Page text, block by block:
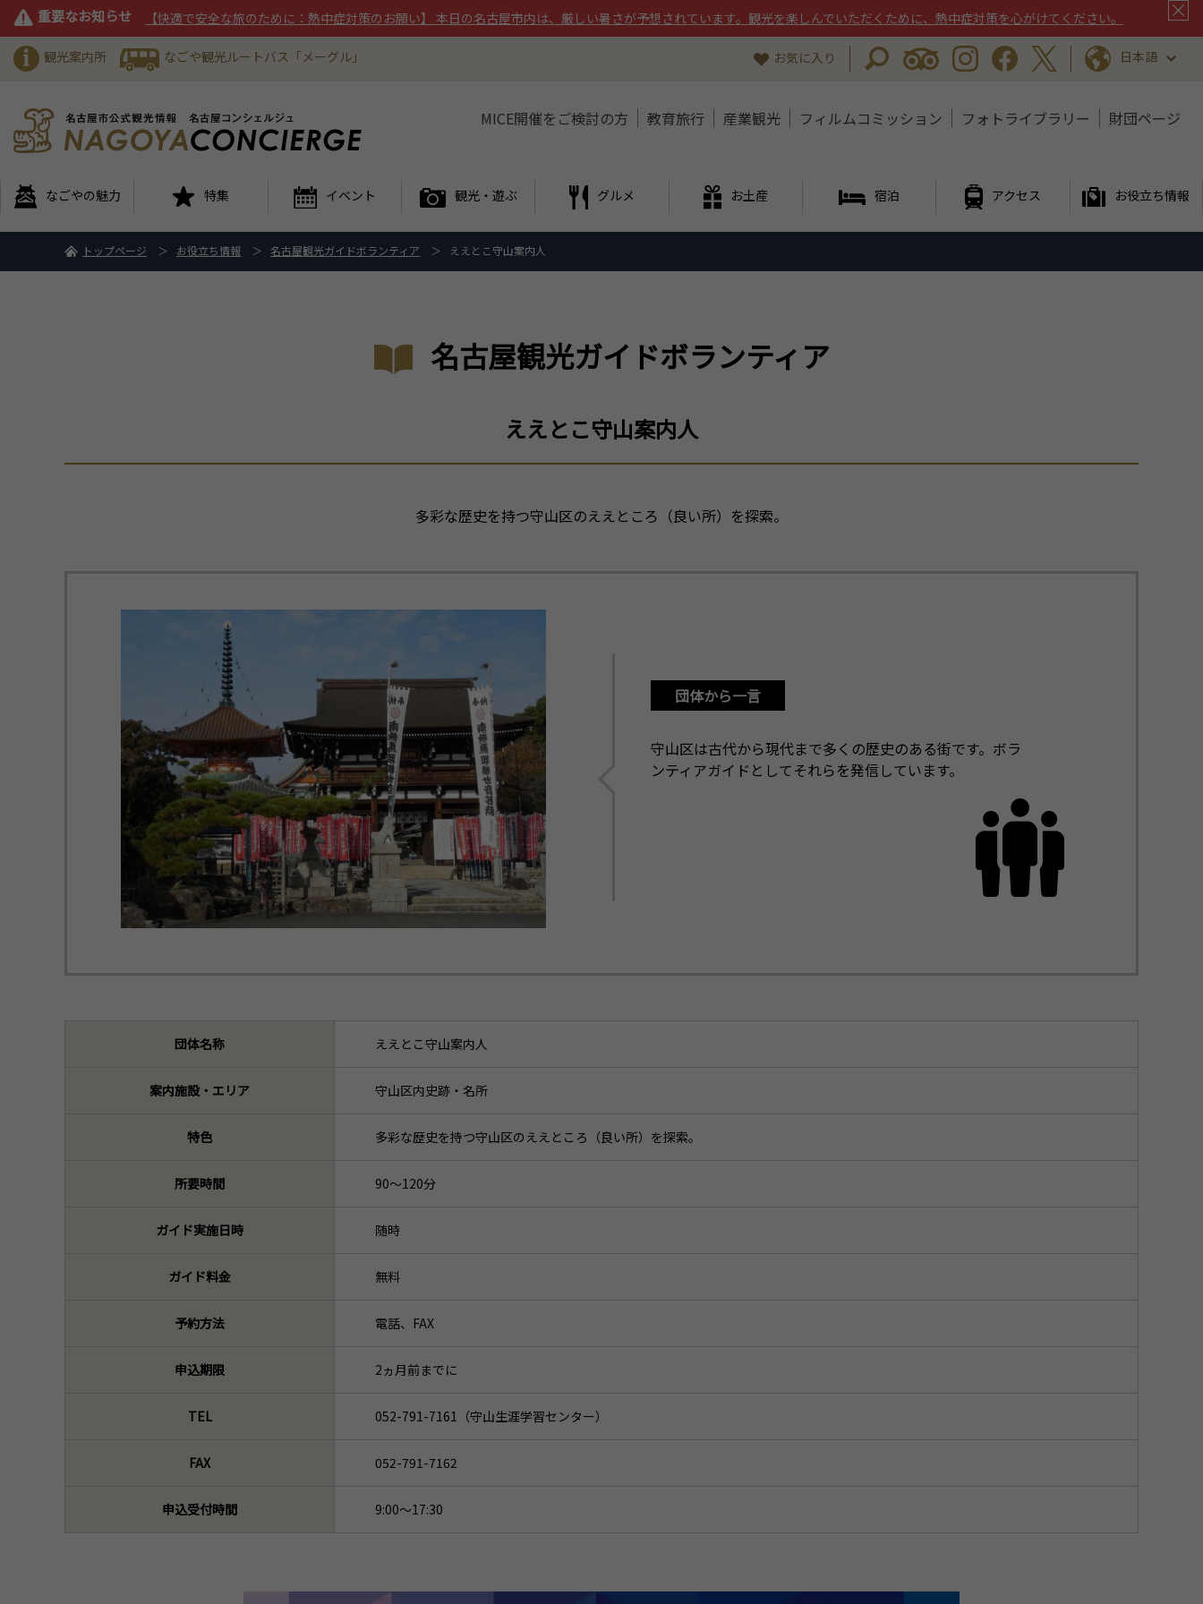
重要なお知らせ 【快適で安全な旅のために：熱中症対策のお願い】 本日の名古屋市内は、厳しい暑さが予想されています。観光を楽しんでいただくために、熱中症対策を心がけてください。
観光案内所 なごや観光ルートバス「メーグル」 お気に入り 日本語
MICE開催をご検討の方 教育旅行 産業観光 フィルムコミッション フォトライブラリー 財団ページ
なごやの魅力 特集 イベント 観光・遊ぶ グルメ お土産 宿泊 アクセス お役立ち情報
トップページ お役立ち情報 名古屋観光ガイドボランティア ええとこ守山案内人
名古屋観光ガイドボランティア
ええとこ守山案内人
多彩な歴史を持つ守山区のええところ（良い所）を探索。
団体から一言
守山区は古代から現代まで多くの歴史のある街です。ボラ
ンティアガイドとしてそれらを発信しています。
団体名称 ええとこ守山案内人
案内施設・エリア 守山区内史跡・名所
特色 多彩な歴史を持つ守山区のええところ（良い所）を探索。
所要時間 90～120分
ガイド実施日時 随時
ガイド料金 無料
予約方法 電話、FAX
申込期限 2ヵ月前までに
TEL 052-791-7161（守山生涯学習センター）
FAX 052-791-7162
申込受付時間 9:00～17:30